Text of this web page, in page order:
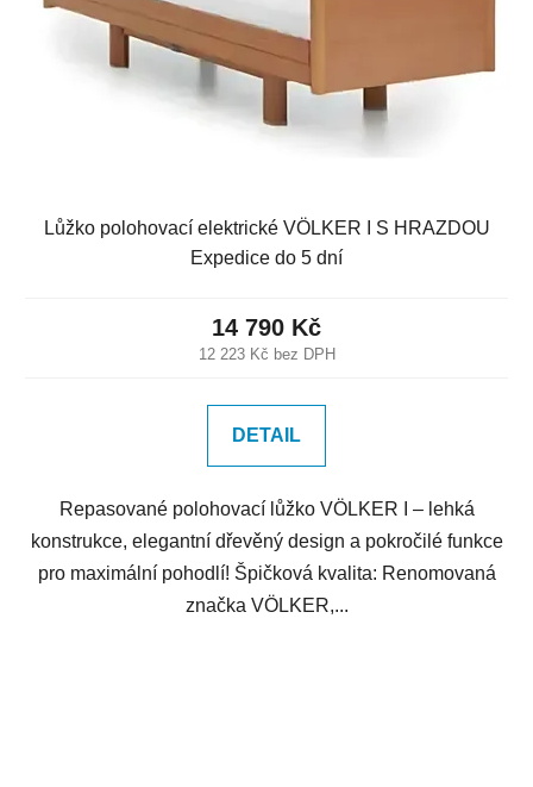
Lůžko polohovací elektrické VÖLKER I S HRAZDOU
Expedice do 5 dní
12 223 Kč bez DPH
14 790 Kč
DETAIL
Repasované polohovací lůžko VÖLKER I – lehká
konstrukce, elegantní dřevěný design a pokročilé funkce
pro maximální pohodlí! Špičková kvalita: Renomovaná
značka VÖLKER,...